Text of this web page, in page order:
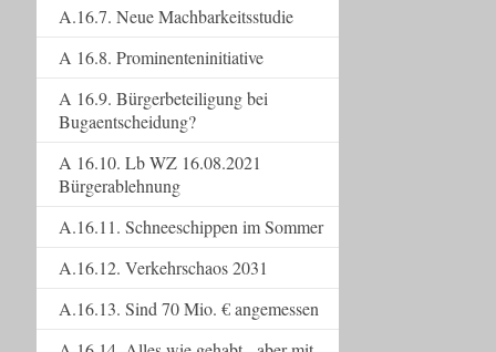
A.16.7. Neue Machbarkeitsstudie
A 16.8. Prominenteninitiative
A 16.9. Bürgerbeteiligung bei
Bugaentscheidung?
A 16.10. Lb WZ 16.08.2021
Bürgerablehnung
A.16.11. Schneeschippen im Sommer
A.16.12. Verkehrschaos 2031
A.16.13. Sind 70 Mio. € angemessen